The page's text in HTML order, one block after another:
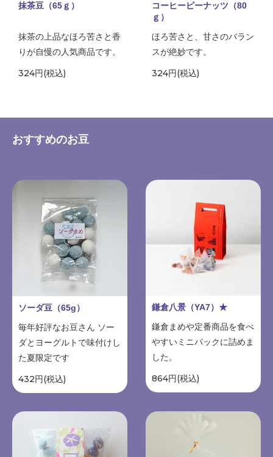
抹茶豆（65ｇ）
抹茶の上品なほろ苦さと香
りが自慢の人気商品です。
324円(税込)
コーヒーピーナッツ（80
ｇ）
ほろ苦さと、甘さのバラン
スが絶妙です。
324円(税込)
おすすめのお豆
ソーダ豆（65g）
毎年好評なお豆さん ソー
ダとヨーグルトで味付けし
た夏限定です
432円(税込)
鎌倉八景（YA7）★
鎌倉まめや定番商品を食べ
やすいミニパックに詰めま
した。
864円(税込)